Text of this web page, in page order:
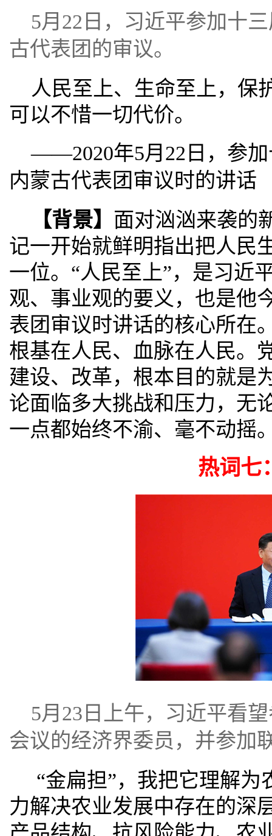
5月22日，习近平参加十
古代表团的审议。
人民至上、生命至上，保
可以不惜一切代价。
——2020年5月22日，参
内蒙古代表团审议时的讲话
【背景】 面对汹汹来袭的
记一开始就鲜明指出把人民
一位。“人民至上”，是习近
观、事业观的要义，也是他
表团审议时讲话的核心所在
根基在人民、血脉在人民。
建设、改革，根本目的就是
论面临多大挑战和压力，无
一点都始终不渝、毫不动摇
热词七
5月23日上午，习近平看
会议的经济界委员，并参加
“金扁担”，我把它理解
力解决农业发展中存在的深